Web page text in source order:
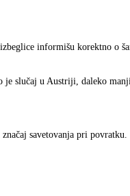
informišu korektno o
je slučaj u Austriji, daleko
savetovanja pri povratku.